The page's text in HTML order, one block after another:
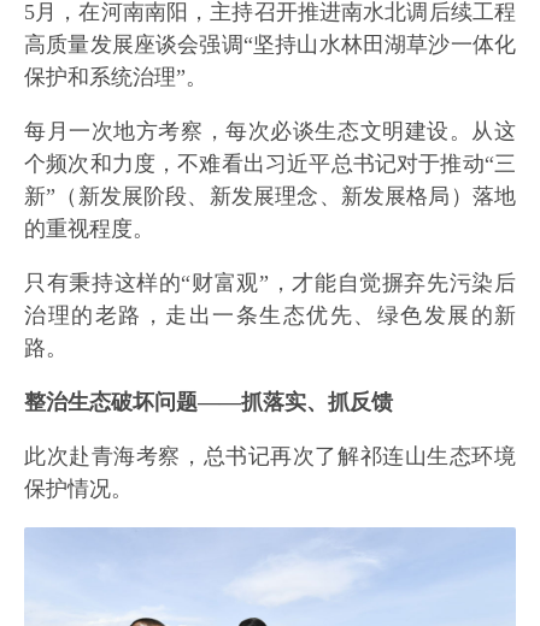
5月，在河南南阳，主持召开推进南水北调后续工程
高质量发展座谈会强调“坚持山水林田湖草沙一体化
保护和系统治理”。
每月一次地方考察，每次必谈生态文明建设。从这
个频次和力度，不难看出习近平总书记对于推动“三
新”（新发展阶段、新发展理念、新发展格局）落地
的重视程度。
只有秉持这样的“财富观”，才能自觉摒弃先污染后
治理的老路，走出一条生态优先、绿色发展的新
路。
整治生态破坏问题——抓落实、抓反馈
此次赴青海考察，总书记再次了解祁连山生态环境
保护情况。